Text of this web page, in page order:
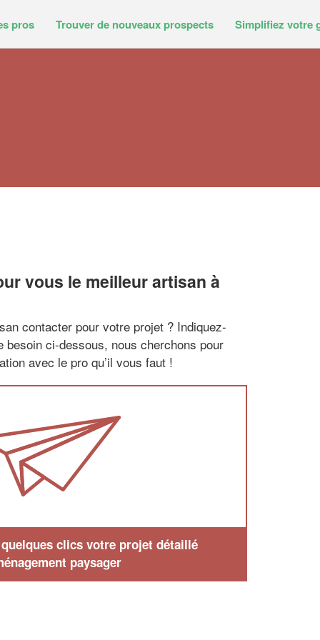
pros Trouver de nouveaux prospects Simplifiez votre
vous le meilleur artisan à
contacter pour votre projet ? Indiquez-
besoin ci-dessous, nous cherchons pour
avec le pro qu’il vous faut !
clics votre projet détaillé
paysager